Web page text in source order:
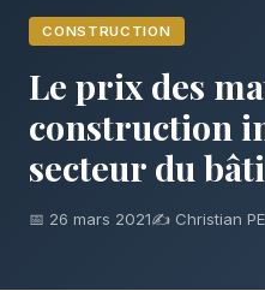
CONSTRUCTION
Le prix des
construction
secteur du
📅 26 mars 2021✍️ Christian